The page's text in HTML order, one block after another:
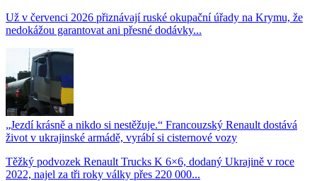
Už v červenci 2026 přiznávají ruské okupační úřady na Krymu, že
nedokážou garantovat ani přesné dodávky...
„Jezdí krásně a nikdo si nestěžuje.“ Francouzský Renault dostává
život v ukrajinské armádě, vyrábí si cisternové vozy
Těžký podvozek Renault Trucks K 6×6, dodaný Ukrajině v roce
2022, najel za tři roky války přes 220 000...